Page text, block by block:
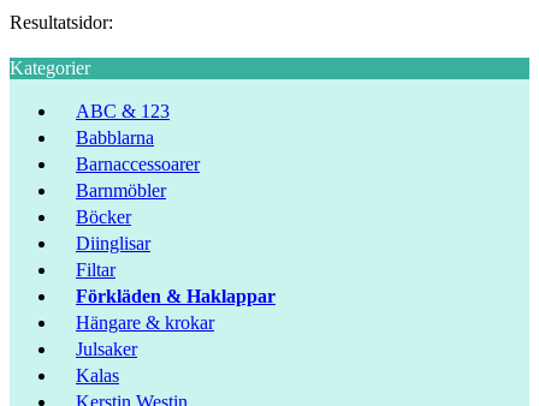
Resultatsidor:
Kategorier
ABC & 123
Babblarna
Barnaccessoarer
Barnmöbler
Böcker
Diinglisar
Filtar
Förkläden & Haklappar
Hängare & krokar
Julsaker
Kalas